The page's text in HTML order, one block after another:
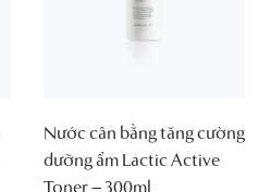
Nước cân bằng tăng cường
dưỡng ẩm Lactic Active
Toner – 300ml